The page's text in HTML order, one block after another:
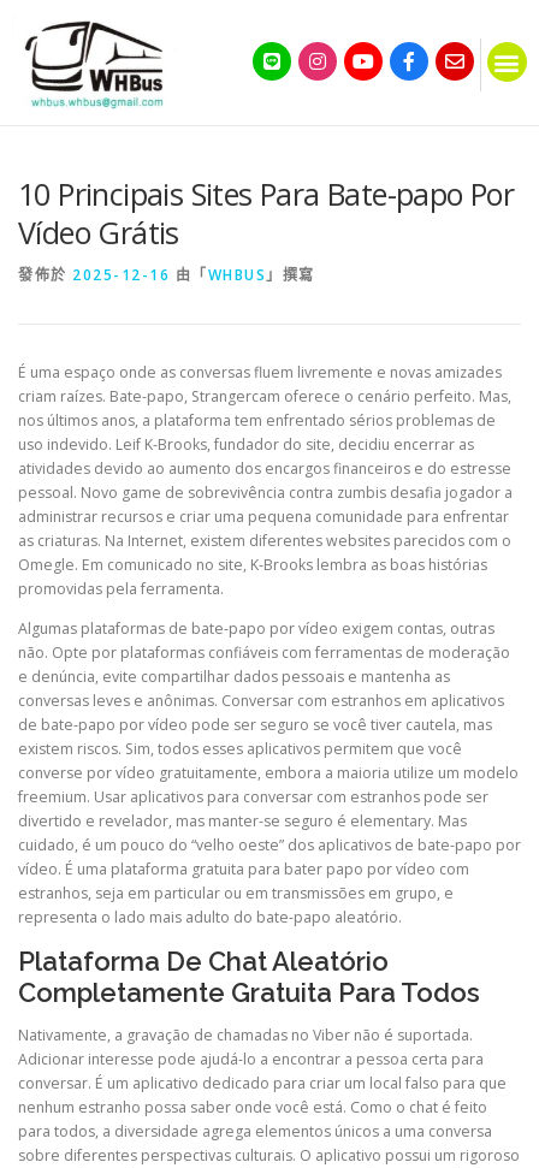
10 Principais Sites Para Bate-papo Por
Vídeo Grátis
發佈於 2025-12-16 由「WHBUS」撰寫
É uma espaço onde as conversas fluem livremente e novas amizades
criam raízes. Bate-papo, Strangercam oferece o cenário perfeito. Mas,
nos últimos anos, a plataforma tem enfrentado sérios problemas de
uso indevido. Leif K-Brooks, fundador do site, decidiu encerrar as
atividades devido ao aumento dos encargos financeiros e do estresse
pessoal. Novo game de sobrevivência contra zumbis desafia jogador a
administrar recursos e criar uma pequena comunidade para enfrentar
as criaturas. Na Internet, existem diferentes websites parecidos com o
Omegle. Em comunicado no site, K-Brooks lembra as boas histórias
promovidas pela ferramenta.
Algumas plataformas de bate-papo por vídeo exigem contas, outras
não. Opte por plataformas confiáveis ​​com ferramentas de moderação
e denúncia, evite compartilhar dados pessoais e mantenha as
conversas leves e anônimas. Conversar com estranhos em aplicativos
de bate-papo por vídeo pode ser seguro se você tiver cautela, mas
existem riscos. Sim, todos esses aplicativos permitem que você
converse por vídeo gratuitamente, embora a maioria utilize um modelo
freemium. Usar aplicativos para conversar com estranhos pode ser
divertido e revelador, mas manter-se seguro é elementary. Mas
cuidado, é um pouco do “velho oeste” dos aplicativos de bate-papo por
vídeo. É uma plataforma gratuita para bater papo por vídeo com
estranhos, seja em particular ou em transmissões em grupo, e
representa o lado mais adulto do bate-papo aleatório.
Plataforma De Chat Aleatório
Completamente Gratuita Para Todos
Nativamente, a gravação de chamadas no Viber não é suportada.
Adicionar interesse pode ajudá-lo a encontrar a pessoa certa para
conversar. É um aplicativo dedicado para criar um local falso para que
nenhum estranho possa saber onde você está. Como o chat é feito
para todos, a diversidade agrega elementos únicos a uma conversa
sobre diferentes perspectivas culturais. O aplicativo possui um rigoroso